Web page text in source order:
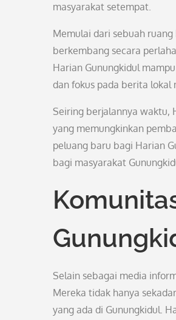
masyarakat setempat.
Memulai dari sebuah
berkembang secara
Harian Gunungkidul
dan fokus pada berita lokal
Seiring berjalannya waktu,
yang memungkinkan
peluang baru bagi Harian
bagi masyarakat
Selain sebagai media
Mereka tidak hanya
yang ada di Gunungkidul.